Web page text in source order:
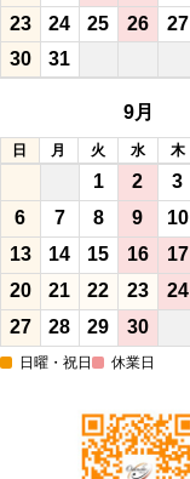
23
24 25 26 27
30
31
9月
日 月 火 水 木
1 2 3
6
7 8 9 10
13
14 15 16 17
20
21 22 23 24
27
28 29 30
日曜・祝日 休業日